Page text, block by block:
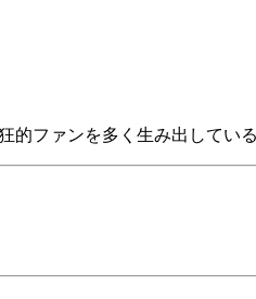
ファンを多く生み出してい